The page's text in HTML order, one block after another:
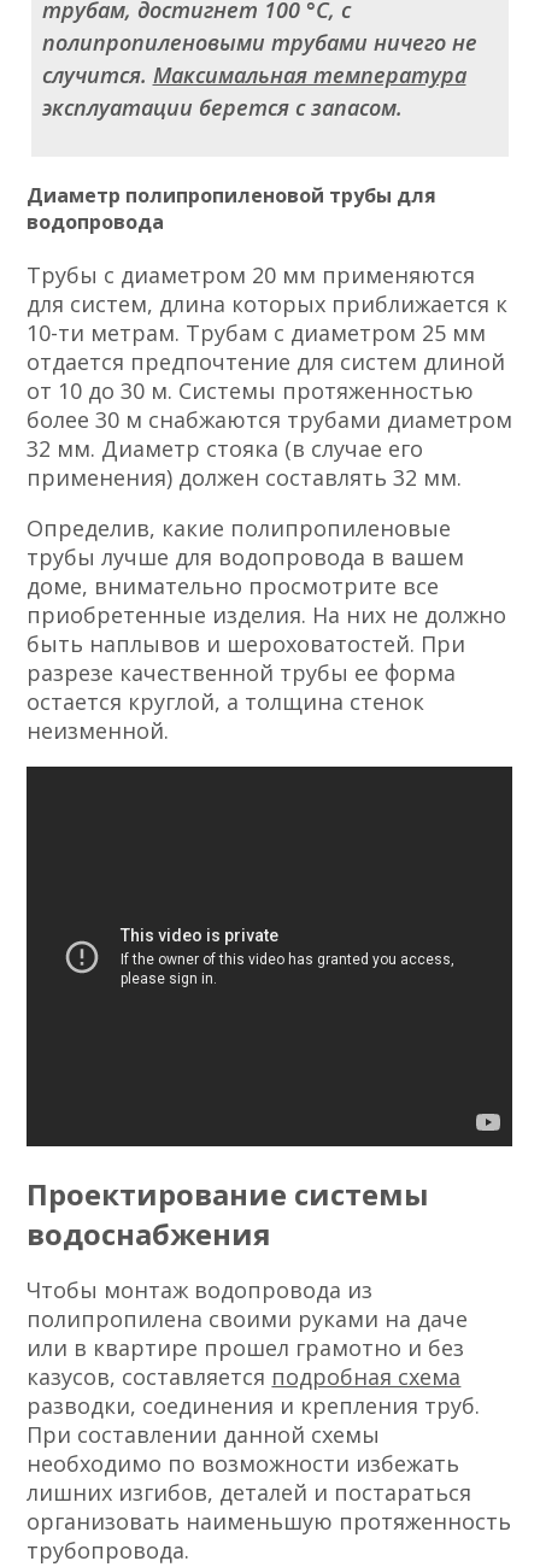
трубам, достигнет 100 °C, с
полипропиленовыми трубами ничего не
случится. Максимальная температура
эксплуатации берется с запасом.
Диаметр полипропиленовой трубы для
водопровода
Трубы с диаметром 20 мм применяются
для систем, длина которых приближается к
10-ти метрам. Трубам с диаметром 25 мм
отдается предпочтение для систем длиной
от 10 до 30 м. Системы протяженностью
более 30 м снабжаются трубами диаметром
32 мм. Диаметр стояка (в случае его
применения) должен составлять 32 мм.
Определив, какие полипропиленовые
трубы лучше для водопровода в вашем
доме, внимательно просмотрите все
приобретенные изделия. На них не должно
быть наплывов и шероховатостей. При
разрезе качественной трубы ее форма
остается круглой, а толщина стенок
неизменной.
Проектирование системы
водоснабжения
Чтобы монтаж водопровода из
полипропилена своими руками на даче
или в квартире прошел грамотно и без
казусов, составляется подробная схема
разводки, соединения и крепления труб.
При составлении данной схемы
необходимо по возможности избежать
лишних изгибов, деталей и постараться
организовать наименьшую протяженность
трубопровода.